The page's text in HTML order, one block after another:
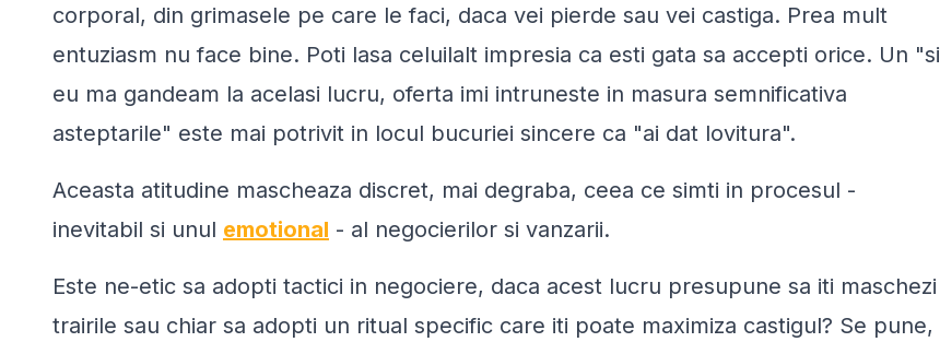
corporal, din grimasele pe care le faci, daca vei pierde sau vei castiga. Prea mult
entuziasm nu face bine. Poti lasa celuilalt impresia ca esti gata sa accepti orice. Un "si
eu ma gandeam la acelasi lucru, oferta imi intruneste in masura semnificativa
asteptarile" este mai potrivit in locul bucuriei sincere ca "ai dat lovitura".
Aceasta atitudine mascheaza discret, mai degraba, ceea ce simti in procesul -
inevitabil si unul emotional - al negocierilor si vanzarii.
Este ne-etic sa adopti tactici in negociere, daca acest lucru presupune sa iti maschezi
trairile sau chiar sa adopti un ritual specific care iti poate maximiza castigul? Se pune,